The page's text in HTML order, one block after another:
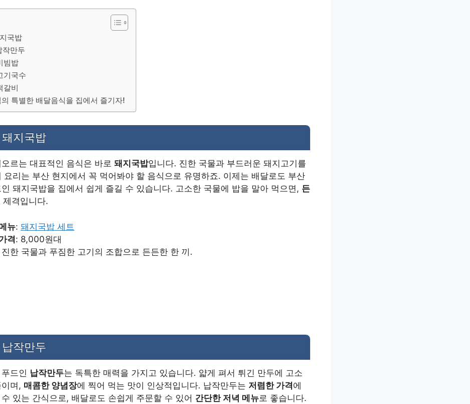
국밥
작만두
빔밥
기국수
갈비
특별한 배달음식을 집에서 즐기자!
지국밥
르는 대표적인 음식은 바로 돼지국밥입니다. 진한 국물과 부드러운 돼지고기를
요리는 부산 현지에서 꼭 먹어봐야 할 음식으로 유명하죠. 이제는 배달로도 부산
돼지국밥을 집에서 쉽게 즐길 수 있습니다. 고소한 국물에 밥을 말아 먹으면, 든
제격입니다.
뉴: 돼지국밥 세트
격: 8,000원대
진한 국물과 푸짐한 고기의 조합으로 든든한 한 끼.
작만두
드인 납작만두는 독특한 매력을 가지고 있습니다. 얇게 펴서 튀긴 만두에 고소
며, 매콤한 양념장에 찍어 먹는 맛이 인상적입니다. 납작만두는 저렴한 가격에
있는 간식으로, 배달로도 손쉽게 주문할 수 있어 간단한 저녁 메뉴로 좋습니다.